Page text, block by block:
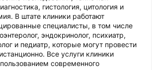
гистология, цитология и
В штате клиники работают
специалисты, в том числе
эндокринолог, психиатр,
и педиатр, которые могут провести
Все услуги клиники
современного